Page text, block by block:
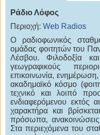
Ράδιο Λόφος
Περιοχή: Web Radios
Ο ραδιοφωνικός
ομάδας φοιτητών του
Λέσβου. Φιλοδοξία
γεωγραφικούς
επικοινωνία,
ακαδημαϊκό κόσμο
τεχνικό και λοιπό
ενδιαφερόμενου εκτός
χαρακτήρα και
πρόσωπα,
Στα περιεχόμενα του